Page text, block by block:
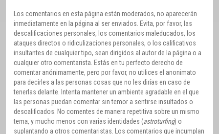
Los comentarios en esta página están moderados, no aparecerán
inmediatamente en la página al ser enviados. Evita, por favor, las
descalificaciones personales, los comentarios maleducados, los
ataques directos o ridiculizaciones personales, o los calificativos
insultantes de cualquier tipo, sean dirigidos al autor de la página o a
cualquier otro comentarista. Estás en tu perfecto derecho de
comentar anónimamente, pero por favor, no utilices el anonimato
para decirles a las personas cosas que no les dirías en caso de
tenerlas delante. Intenta mantener un ambiente agradable en el que
las personas puedan comentar sin temor a sentirse insultados o
descalificados. No comentes de manera repetitiva sobre un mismo
tema, y mucho menos con varias identidades (astroturfing) o
suplantando a otros comentaristas. Los comentarios que incumplan